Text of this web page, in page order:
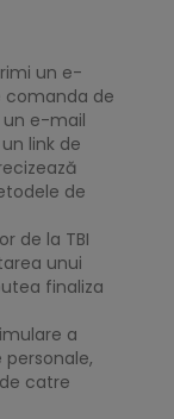
un e-
comanda de
un e-mail
link de
de
de la TBI
unui
finaliza
a
catre